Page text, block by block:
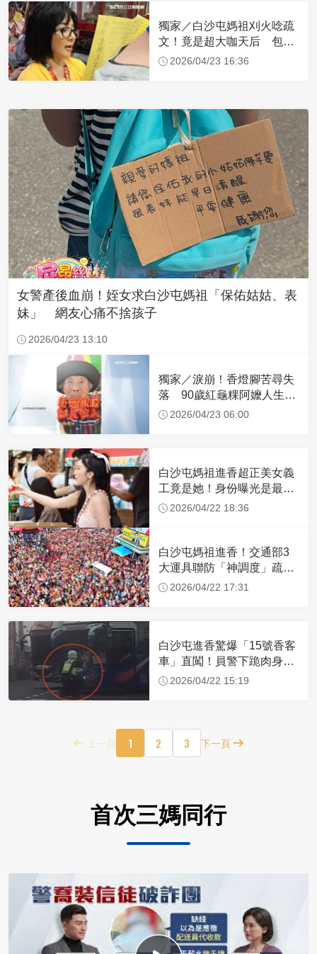
獨家／白沙屯媽祖刈火唸疏
文！竟是超大咖天后 包尿
布忍尿5小時不喊累
2026/04/23 16:36
女警產後血崩！姪女求白沙屯媽祖「保佑姑姑、表
妹」 網友心痛不捨孩子
2026/04/23 13:10
獨家／淚崩！香燈腳苦尋失
落 90歲紅龜粿阿嬤人生謝
幕2026/04/23 06:00
白沙屯媽祖進香超正美女義
工竟是她！身份曝光是最美
禮生 一輩子不結婚
2026/04/22 18:36
白沙屯媽祖進香！交通部3
大運具聯防「神調度」疏運
32.1萬創新高
2026/04/22 17:31
白沙屯進香驚爆「15號香客
車」直闖！員警下跪肉身擋
車：讓行人先過
2026/04/22 15:19
上一頁 1 2 3 下一頁
首次三媽同行